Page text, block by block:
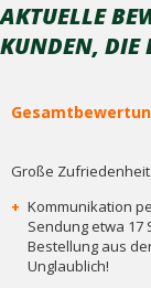
AKTUELLE
KUNDEN, DIE
Große Zufriedenheit.
+ Kommunikation
Sendung etwa 17
Bestellung aus
Unglaublich!